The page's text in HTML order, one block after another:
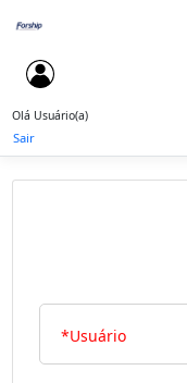
Olá Usuário(a)
Sair
Usuário